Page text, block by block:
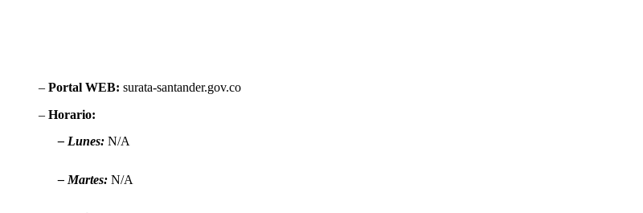
– Portal WEB: surata-santander.gov.co
– Horario:
– Lunes: N/A
– Martes: N/A